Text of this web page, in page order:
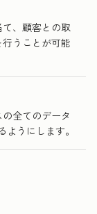
、顧客との取
うことが可能
全てのデータ
うにします。